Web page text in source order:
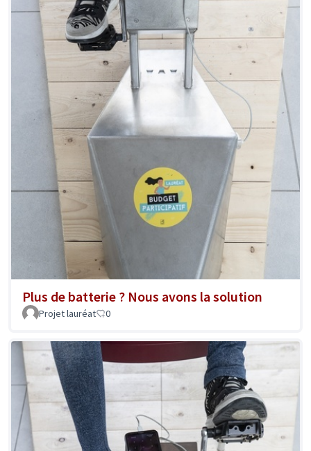
Plus de batterie ? Nous avons la solution
Projet lauréat 0